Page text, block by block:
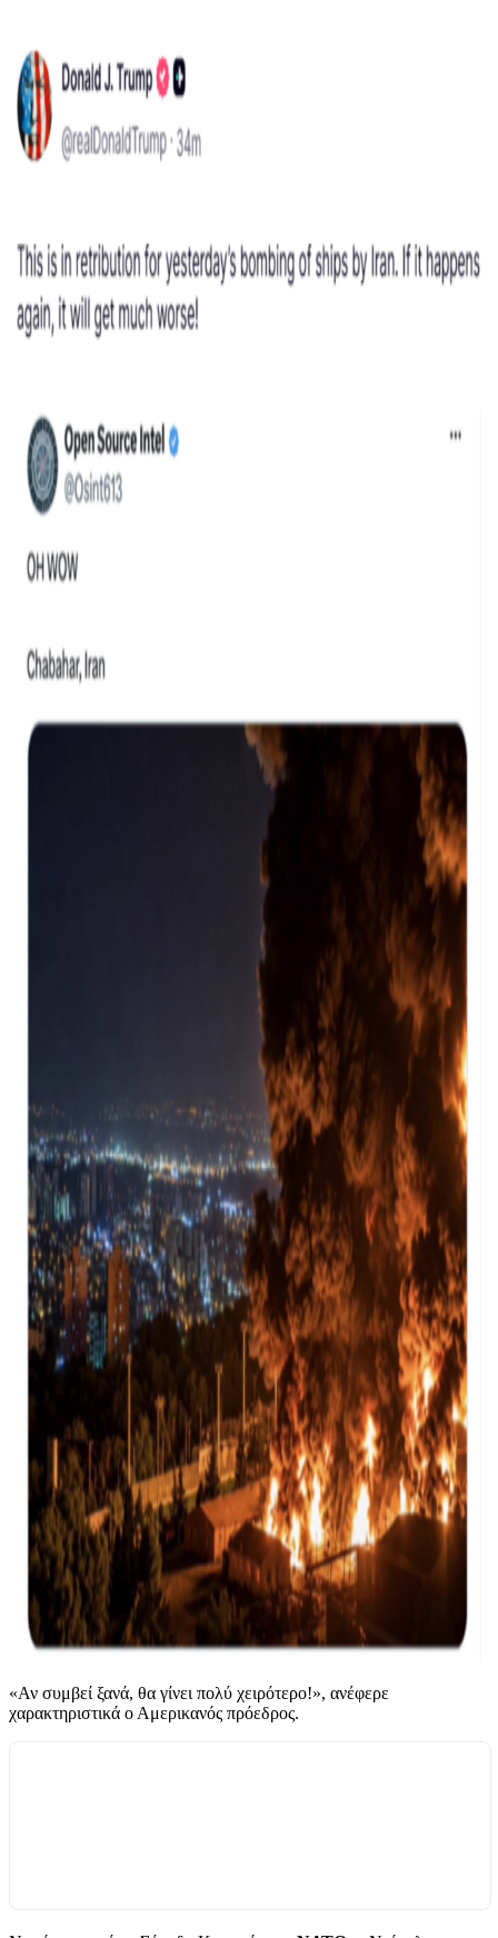
«Αν συμβεί ξανά, θα γίνει πολύ χειρότερο!», ανέφερε
χαρακτηριστικά ο Αμερικανός πρόεδρος.